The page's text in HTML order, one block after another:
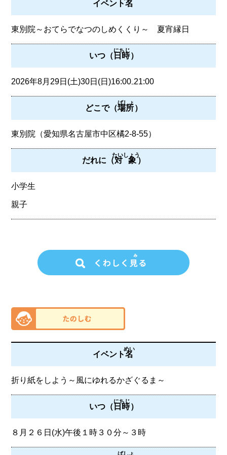
イベント名
東別院～おてらでなつのしめくくり～ 夏宵縁日
いつ（日時
にちじ
）
2026年8月29日(土)30日(日)16:00₋21:00
どこで（場所
ばしょ
）
東別院（愛知県名古屋市中区橘2-8-55）
だれに（対象
たいしょう
）
小学生
親子
イベント名
めい
折り紙をしよう～風にゆれるかざぐるま～
いつ（日時
にちじ
）
８月２６日(水)午後１時３０分～３時
ばしょ